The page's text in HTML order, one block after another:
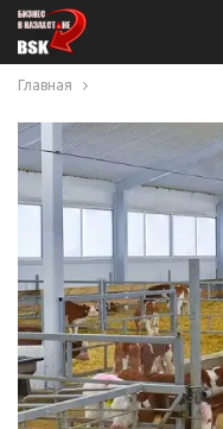
Главная